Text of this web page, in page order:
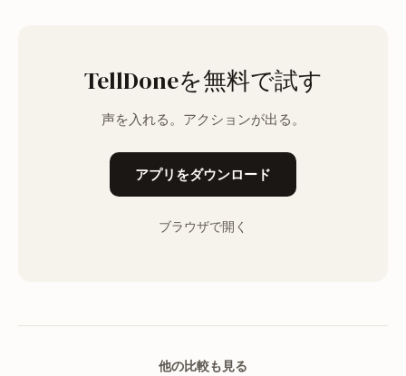
TellDoneを無料で試す
声を入れる。アクションが出る。
アプリをダウンロード
ブラウザで開く
他の比較も見る